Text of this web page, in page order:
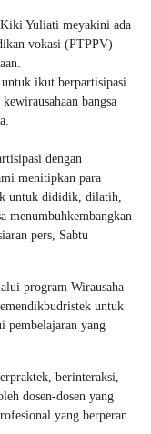
Yuliati meyakini ada
vokasi (PTPPV)
ikut berpartisipasi
bangsa
dengan
menitipkan para
untuk dididik, dilatih,
menumbuhkembangkan
pers, Sabtu
program Wirausaha
untuk
pembelajaran yang
berinteraksi,
dosen-dosen yang
yang berperan